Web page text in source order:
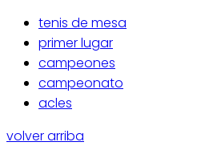
tenis de mesa
primer lugar
campeones
campeonato
acles
volver arriba